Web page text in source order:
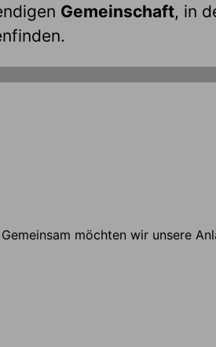
Gemeinschaft, in
möchten wir unsere